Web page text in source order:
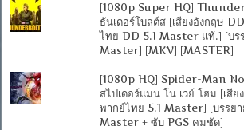
[1080p Super HQ]
ธันเดอร์โบลต์ส [เสียงอังกฤษ
ไทย DD 5.1 Master แท้.] [บร
Master] [MKV] [MASTER]
[1080p HQ] Spider-Man
สไปเดอร์แมน โน เวย์ โฮม [เสีย
พากย์ไทย 5.1 Master] [บรรย
Master + ซับ PGS คมชัด]